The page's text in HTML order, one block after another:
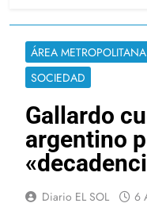
ÁREA METROPOLITANA
SOCIEDAD
Gallardo
argentino
Diario EL SOL 6